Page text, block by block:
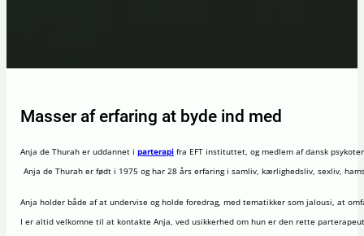
Masser af erfaring at byde ind med
Anja de Thurah er uddannet i parterapifra EFT instituttet, og medlem af dansk
Anja de Thurah er født i 1975 og har 28 års erfaring i samliv, kærlighedsliv, sexliv,
Anja holder både af at undervise og holde foredrag, med tematikker som jalousi, at
I er altid velkomne til at kontakte Anja, ved usikkerhed om hun er den rette